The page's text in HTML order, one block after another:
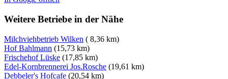
Weitere Betriebe in der Nähe
Milchviehbetrieb Wilken ( 8,36 km)
Hof Bahlmann (15,73 km)
Frischehof Lüske (17,85 km)
Edel-Kornbrennerei Jos.Rosche (19,61 km)
Debbeler's Hofcafe (20,54 km)